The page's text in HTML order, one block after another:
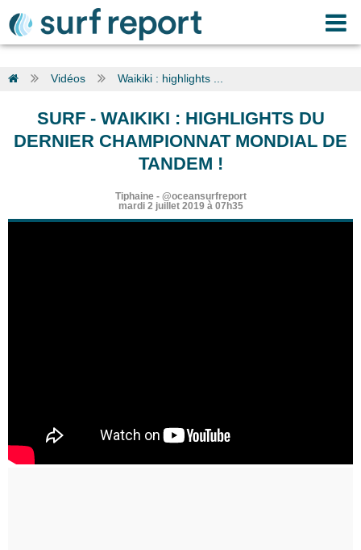
Vidéos Waikiki : highlights ...
SURF- WAIKIKI : HIGHLIGHTS DU
DERNIER CHAMPIONNAT MONDIAL DE
TANDEM !
Tiphaine- @oceansurfreport
mardi 2 juillet 2019 à 07h35